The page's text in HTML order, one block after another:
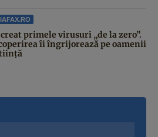
primele virusuri „de la zero”.
îi îngrijorează pe oamenii